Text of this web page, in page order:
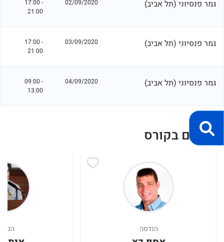
17:00 -
21:00
02/09/2020 גמר פנסיוני (תל אביב)
17:00 -
21:00
03/09/2020 גמר פנסיוני (תל אביב)
09:00 -
13:00
04/09/2020 גמר פנסיוני (תל אביב)
מרצים בקורס
הנדסה